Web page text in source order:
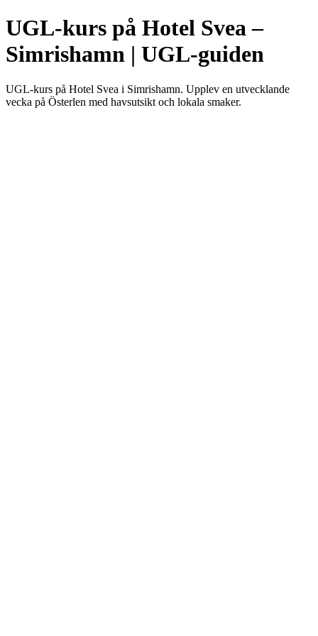
UGL-kurs på Hotel Svea –
Simrishamn | UGL-guiden
UGL-kurs på Hotel Svea i Simrishamn. Upplev en utvecklande
vecka på Österlen med havsutsikt och lokala smaker.